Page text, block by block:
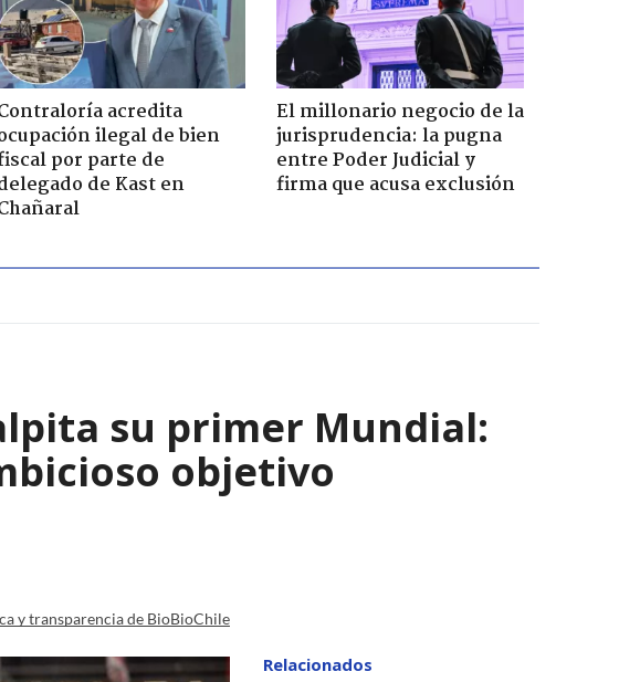
acredita
ilegal de bien
por parte de
de Kast en
El millonario negocio de la
jurisprudencia: la pugna
entre Poder Judicial y
firma que acusa exclusión
su primer Mundial:
objetivo
y transparencia de BioBioChile
Relacionados